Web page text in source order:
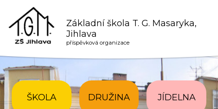
Základní škola T. G. Masaryka,
Jihlava
příspěvková organizace
ŠKOLA DRUŽINA JÍDELNA